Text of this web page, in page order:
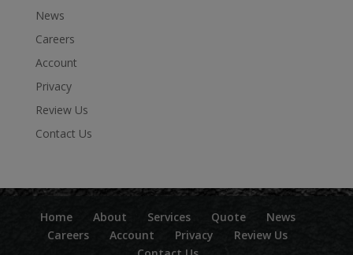
News
Careers
Account
Privacy
Review Us
Contact Us
Home About Services Quote
News
Careers
Account Privacy
Review Us